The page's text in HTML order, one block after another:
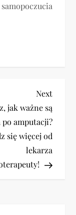
Next
Post
Next
jak ważne są
amputacji?
się więcej od
lekarza